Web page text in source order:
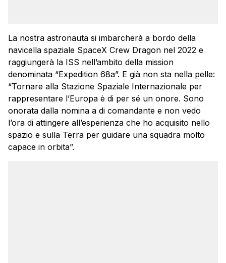
La nostra astronauta si imbarcherà a bordo della
navicella spaziale SpaceX Crew Dragon nel 2022 e
raggiungerà la ISS nell’ambito della mission
denominata “Expedition 68a”. E già non sta nella pelle:
“Tornare alla Stazione Spaziale Internazionale per
rappresentare l’Europa è di per sé un onore. Sono
onorata dalla nomina a di comandante e non vedo
l’ora di attingere all’esperienza che ho acquisito nello
spazio e sulla Terra per guidare una squadra molto
capace in orbita”.